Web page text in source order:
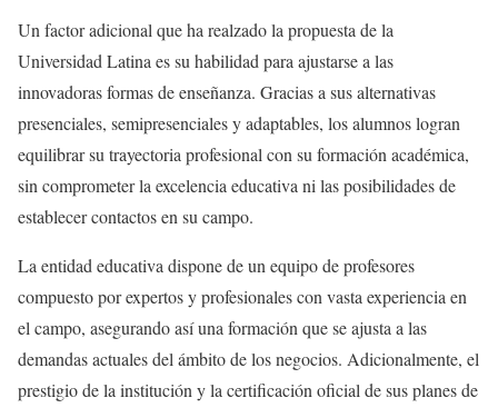
Un factor adicional que ha realzado la propuesta de la
Universidad Latina es su habilidad para ajustarse a las
innovadoras formas de enseñanza. Gracias a sus alternativas
presenciales, semipresenciales y adaptables, los alumnos logran
equilibrar su trayectoria profesional con su formación académica,
sin comprometer la excelencia educativa ni las posibilidades de
establecer contactos en su campo.
La entidad educativa dispone de un equipo de profesores
compuesto por expertos y profesionales con vasta experiencia en
el campo, asegurando así una formación que se ajusta a las
demandas actuales del ámbito de los negocios. Adicionalmente, el
prestigio de la institución y la certificación oficial de sus planes de